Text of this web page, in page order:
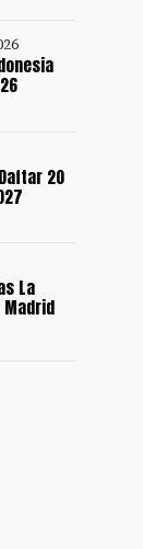
20
La
Madrid